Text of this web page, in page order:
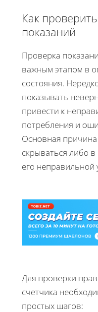
Как
показаний
Проверка
важным этапом в
состояния.
показывать
привести к
потребления и
Основная
скрываться либо
его неправильной
Для проверки
счетчика
простых шагов: